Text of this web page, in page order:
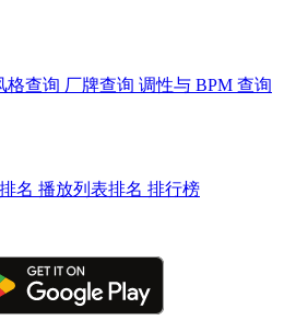
格查询 厂牌查询 调性与 BPM 查询
名 播放列表排名 排行榜